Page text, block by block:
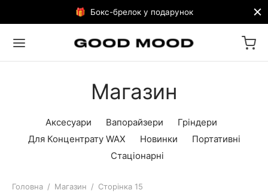
🎁 Бокс-брелок у подарунок
Магазин
Аксесуари Вапорайзери
Гріндери
Для Концентрату WAX
Новинки
Портативні
Стаціонарні
Головна / Магазин / Сторінка 15